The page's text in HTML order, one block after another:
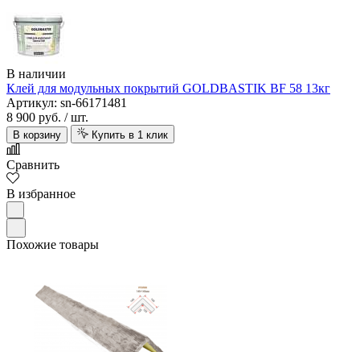
В наличии
Клей для модульных покрытий GOLDBASTIK BF 58 13кг
Артикул: sn-66171481
8 900 руб. / шт.
В корзину Купить в 1 клик
Сравнить
В избранное
Похожие товары